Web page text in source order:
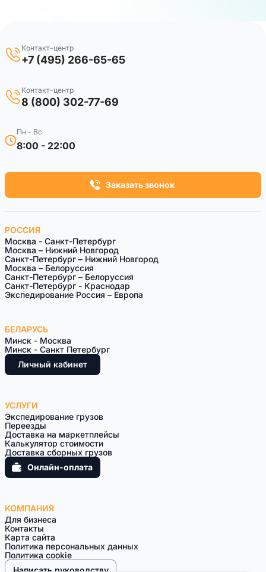
Контакт-центр
+7 (495) 266-65-65
Контакт-центр
8 (800) 302-77-69
Пн - Вс
8:00 - 22:00
Заказать звонок
РОССИЯ
Москва - Санкт-Петербург
Москва – Нижний Новгород
Санкт-Петербург – Нижний Новгород
Москва – Белоруссия
Санкт-Петeрбург – Белоруссия
Санкт-Петербург - Краснодар
Экспедирование Россия – Европа
БЕЛАРУСЬ
Минск - Москва
Минск - Санкт Петербург
Личный кабинет
УСЛУГИ
Экспедирование грузов
Переезды
Доставка на маркетплейсы
Калькулятор стоимости
Доставка сборных грузов
Онлайн-оплата
КОМПАНИЯ
Для бизнеса
Контакты
Карта сайта
Политика персональных данных
Политика cookie